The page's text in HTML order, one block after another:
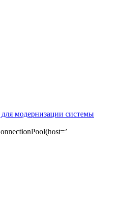
модернизации системы